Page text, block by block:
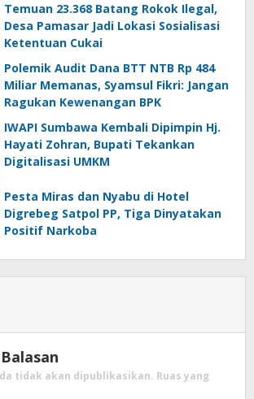
Temuan 23.368 Batang Rokok Ilegal,
Desa Pamasar Jadi Lokasi Sosialisasi
Ketentuan Cukai
Polemik Audit Dana BTT NTB Rp 484
Miliar Memanas, Syamsul Fikri: Jangan
Ragukan Kewenangan BPK
IWAPI Sumbawa Kembali Dipimpin Hj.
Hayati Zohran, Bupati Tekankan
Digitalisasi UMKM
Pesta Miras dan Nyabu di Hotel
Digrebeg Satpol PP, Tiga Dinyatakan
Positif Narkoba
tidak akan dipublikasikan. Ruas yang